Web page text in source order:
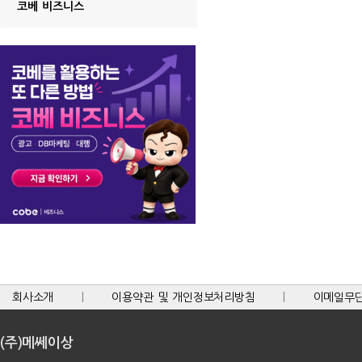
코베 비즈니스
회사소개 이용약관 및 개인정보처리방침 이메일무
(주)메쎄이상